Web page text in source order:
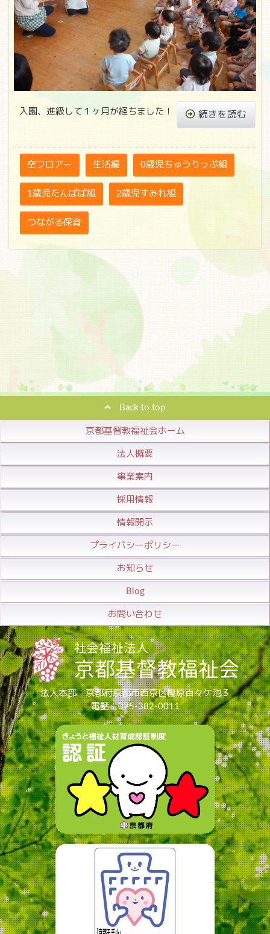
入園、進級して１ヶ月が経ちました！ 続きを読む
空フロアー 生活編 0歳児ちゅうりっぷ組
1歳児たんぽぽ組 2歳児すみれ組
つながる保育
Back to top
京都基督教福祉会ホーム
法人概要
事業案内
採用情報
情報開示
プライバシーポリシー
お知らせ
Blog
お問い合わせ
法人本部：京都府京都市西京区樫原百々ケ池３
電話：075-382-0011